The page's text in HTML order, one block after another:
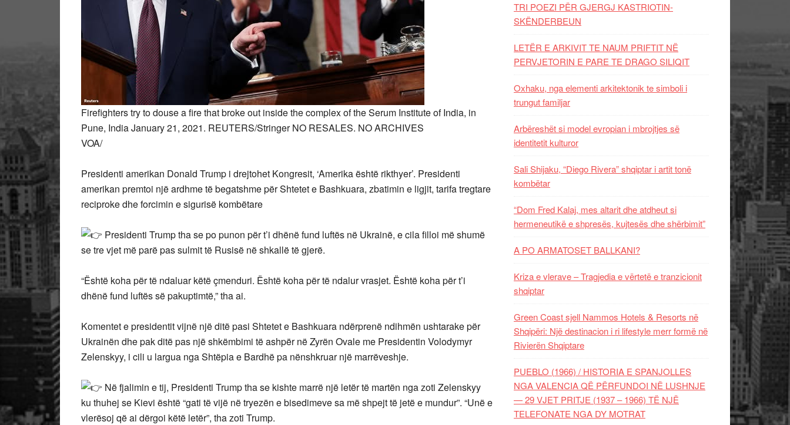
Firefighters try to douse a fire that broke out inside the complex of the Serum Institute of India, in
Pune, India January 21, 2021. REUTERS/Stringer NO RESALES. NO ARCHIVES
VOA/
Presidenti amerikan Donald Trump i drejtohet Kongresit, ‘Amerika është rikthyer’. Presidenti
amerikan premtoi një ardhme të begatshme për Shtetet e Bashkuara, zbatimin e ligjit, tarifa tregtare
reciproke dhe forcimin e sigurisë kombëtare
Presidenti Trump tha se po punon për t’i dhënë fund luftës në Ukrainë, e cila filloi më shumë
se tre vjet më parë pas sulmit të Rusisë në shkallë të gjerë.
“Është koha për të ndaluar këtë çmenduri. Është koha për të ndalur vrasjet. Është koha për t’i
dhënë fund luftës së pakuptimtë,” tha ai.
Komentet e presidentit vijnë një ditë pasi Shtetet e Bashkuara ndërprenë ndihmën ushtarake për
Ukrainën dhe pak ditë pas një shkëmbimi të ashpër në Zyrën Ovale me Presidentin Volodymyr
Zelenskyy, i cili u largua nga Shtëpia e Bardhë pa nënshkruar një marrëveshje.
Në fjalimin e tij, Presidenti Trump tha se kishte marrë një letër të martën nga zoti Zelenskyy
ku thuhej se Kievi është “gati të vijë në tryezën e bisedimeve sa më shpejt të jetë e mundur”. “Unë e
vlerësoj që ai dërgoi këtë letër”, tha zoti Trump.
TRI POEZI PËR GJERGJ KASTRIOTIN-
SKËNDERBEUN
LETËR E ARKIVIT TE NAUM PRIFTIT NË
PERVJETORIN E PARE TE DRAGO SILIQIT
Oxhaku, nga elementi arkitektonik te simboli i
trungut familjar
Arbëreshët si model evropian i mbrojtjes së
identitetit kulturor
Sali Shijaku, “Diego Rivera” shqiptar i artit tonë
kombëtar
“Dom Fred Kalaj, mes altarit dhe atdheut si
hermeneutikë e shpresës, kujtesës dhe shërbimit”
A PO ARMATOSET BALLKANI?
Kriza e vlerave – Tragjedia e vërtetë e tranzicionit
shqiptar
Green Coast sjell Nammos Hotels & Resorts në
Shqipëri: Një destinacion i ri lifestyle merr formë në
Rivierën Shqiptare
PUEBLO (1966) / HISTORIA E SPANJOLLES
NGA VALENCIA QË PËRFUNDOI NË LUSHNJE
— 29 VJET PRITJE (1937 – 1966) TË NJË
TELEFONATE NGA DY MOTRAT